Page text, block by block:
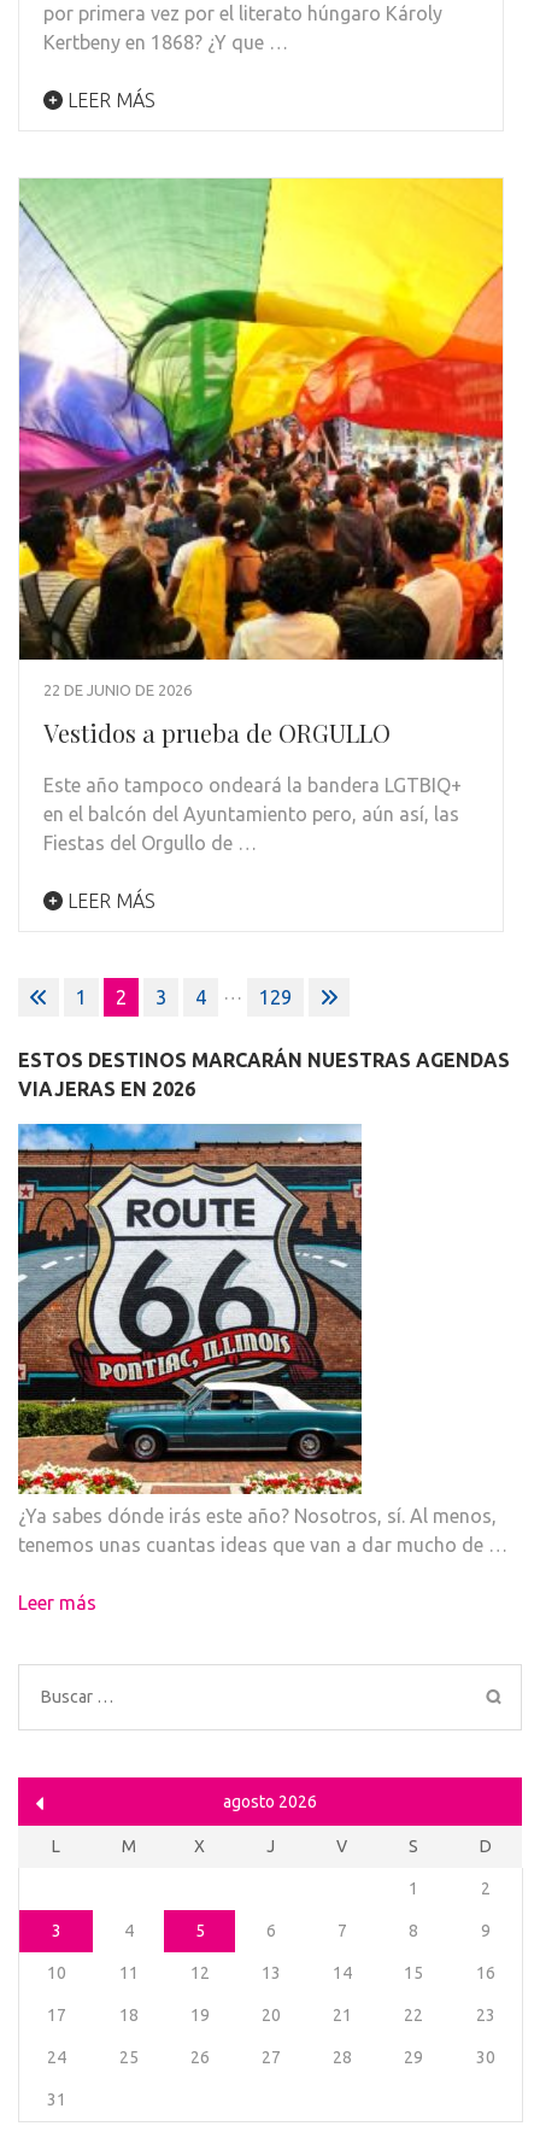
por primera vez por el literato húngaro Károly
Kertbeny en 1868? ¿Y que …
LEER MÁS
22 DE JUNIO DE 2026
Vestidos a prueba de ORGULLO
Este año tampoco ondeará la bandera LGTBIQ+
en el balcón del Ayuntamiento pero, aún así, las
Fiestas del Orgullo de …
LEER MÁS
Paginación
entradas
1 2 3 4 … 129
ESTOS DESTINOS MARCARÁN NUESTRAS AGENDAS
VIAJERAS EN 2026
¿Ya sabes dónde irás este año? Nosotros, sí. Al menos,
tenemos unas cuantas ideas que van a dar mucho de …
Leer más
Buscar:
agosto 2026
L M X J V S D
1 2
3 4 5 6 7 8 9
10 11 12 13 14 15 16
17 18 19 20 21 22 23
24 25 26 27 28 29 30
31